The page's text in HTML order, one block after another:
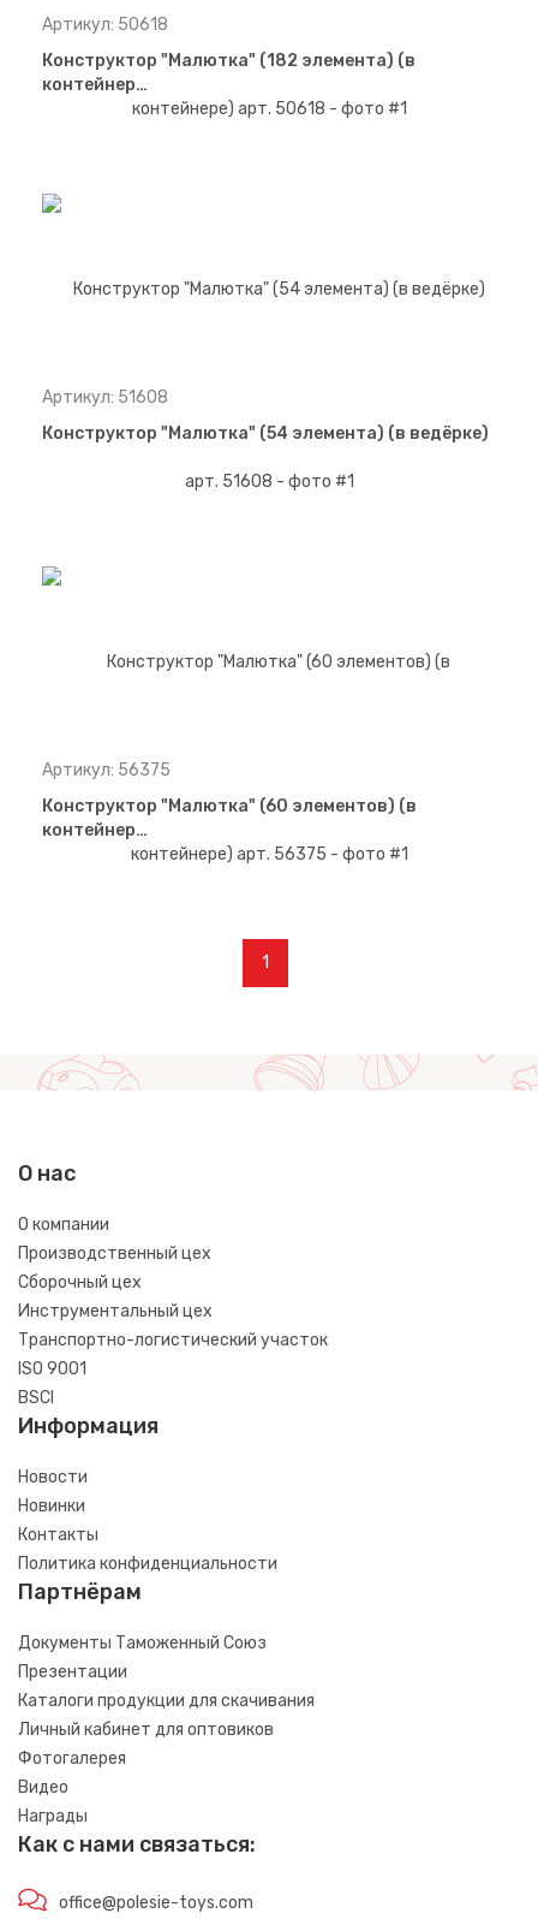
Артикул: 50618
Конструктор "Малютка" (182 элемента) (в
контейнер…
Артикул: 51608
Конструктор "Малютка" (54 элемента) (в ведёрке)
Артикул: 56375
Конструктор "Малютка" (60 элементов) (в
контейнер…
1
О нас
О компании
Производственный цех
Сборочный цех
Инструментальный цех
Транспортно-логистический участок
ISO 9001
BSCI
Информация
Новости
Новинки
Контакты
Политика конфиденциальности
Партнёрам
Документы Таможенный Союз
Презентации
Каталоги продукции для скачивания
Личный кабинет для оптовиков
Фотогалерея
Видео
Награды
Как с нами связаться:
office@polesie-toys.com